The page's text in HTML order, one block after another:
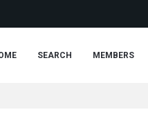
SEARCH MEMBERS